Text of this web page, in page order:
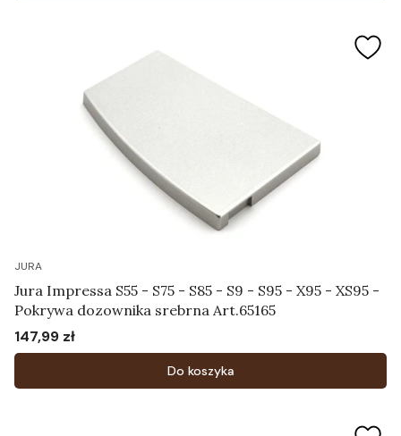
JURA
Jura Impressa S55 - S75 - S85 - S9 - S95 - X95 - XS95 -
Pokrywa dozownika srebrna Art.65165
Cena
147,99 zł
Do koszyka